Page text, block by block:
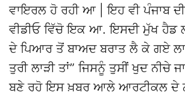
ਵਾਇਰਲ ਹੋ ਰਹੀ ਆ | ਇਹ ਵੀ ਪੰਜਾਬ
ਵੀਡੀਓ ਵਿੱਚੋ ਇਕ ਆ. ਇਸਦੀ ਮੁੱਖ ਹੈਡ
ਦੇ ਪਿਆਰ ਤੋਂ ਬਾਅਦ ਬਰਾਤ ਲੈ ਕੇ ਗਏ
ਤੁਰੀ ਲਾੜੀ ਤਾਂ” ਜਿਸਨੂੰ ਤੁਸੀਂ ਖੁਦ ਨੀਚੇ
ਬਣੇ ਰਹੋ ਇਸ ਖ਼ਬਰ ਆਲੇ ਆਰਟੀਕਲ ਦੇ